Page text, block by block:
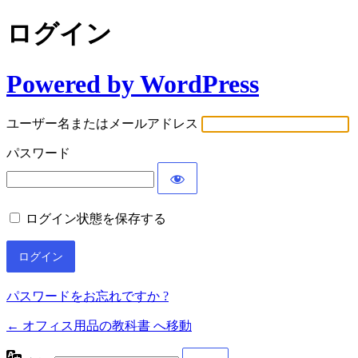
ログイン
Powered by WordPress
ユーザー名またはメールアドレス
パスワード
ログイン状態を保存する
パスワードをお忘れですか ?
← オフィス用品の教科書 へ移動